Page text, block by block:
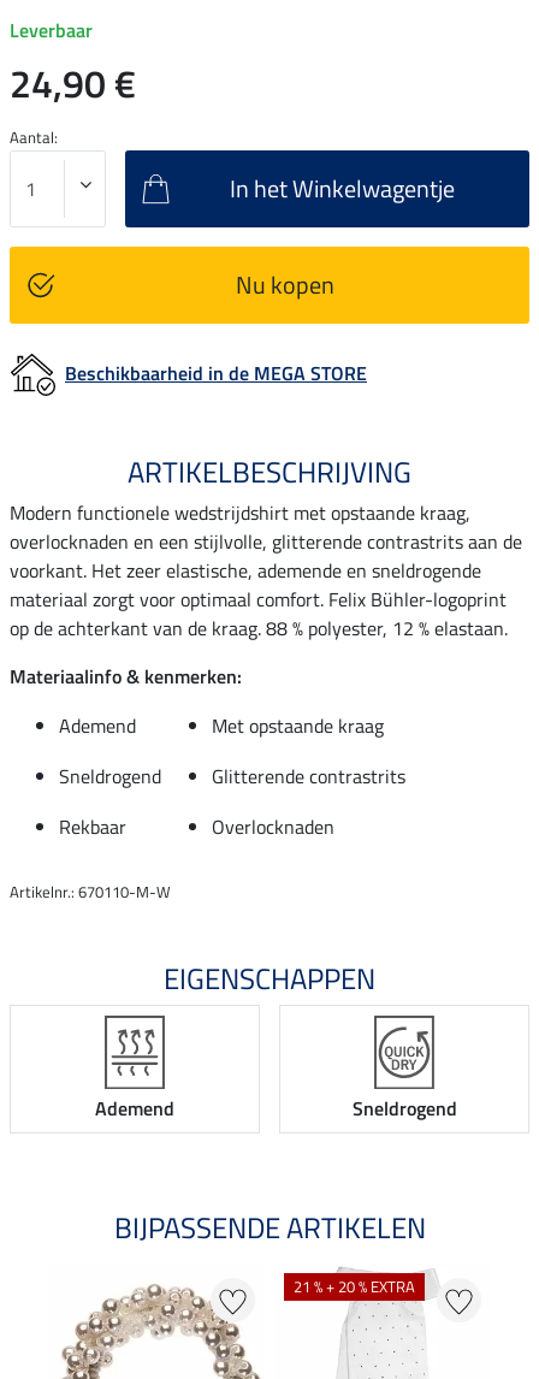
Leverbaar
24,90 €
Aantal:
In het Winkelwagentje
Nu kopen
Beschikbaarheid in de MEGA STORE
ARTIKELBESCHRIJVING
Modern functionele wedstrijdshirt met opstaande kraag,
overlocknaden en een stijlvolle, glitterende contrastrits aan de
voorkant. Het zeer elastische, ademende en sneldrogende
materiaal zorgt voor optimaal comfort. Felix Bühler-logoprint
op de achterkant van de kraag. 88 % polyester, 12 % elastaan.
Materiaalinfo & kenmerken:
Ademend
Met opstaande kraag
Sneldrogend
Glitterende contrastrits
Rekbaar
Overlocknaden
Artikelnr.: 670110-M-W
EIGENSCHAPPEN
Ademend Sneldrogend
BIJPASSENDE ARTIKELEN
21 % + 20 % EXTRA